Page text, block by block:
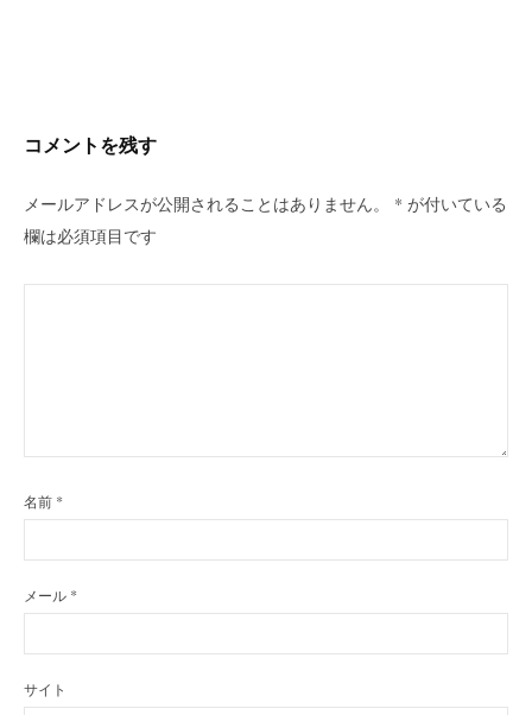
シ
ョ
ン
コメントを残す
メールアドレスが公開されることはありません。 * が付いている
欄は必須項目です
名前 *
メール *
サイト